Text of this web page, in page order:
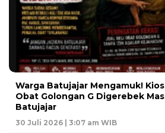
Warga Batujajar Mengamuk!
Obat Golongan G Digerebek
Batujajar
30 Juli 2026 | 3:07 am WIB